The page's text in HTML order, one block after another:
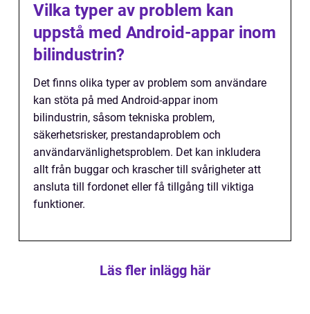
Vilka typer av problem kan
uppstå med Android-appar inom
bilindustrin?
Det finns olika typer av problem som användare
kan stöta på med Android-appar inom
bilindustrin, såsom tekniska problem,
säkerhetsrisker, prestandaproblem och
användarvänlighetsproblem. Det kan inkludera
allt från buggar och krascher till svårigheter att
ansluta till fordonet eller få tillgång till viktiga
funktioner.
Läs fler inlägg här